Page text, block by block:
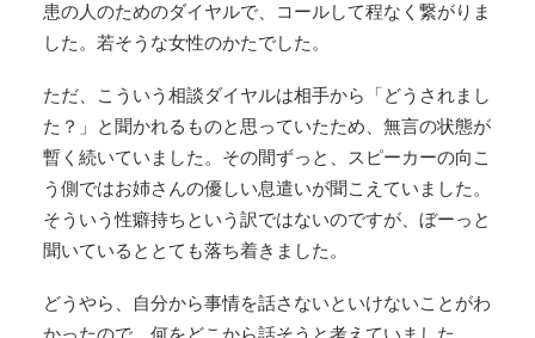
患の人のためのダイヤルで、コールして程なく繋がりま
した。若そうな女性のかたでした。
ただ、こういう相談ダイヤルは相手から「どうされまし
た？」と聞かれるものと思っていたため、無言の状態が
暫く続いていました。その間ずっと、スピーカーの向こ
う側ではお姉さんの優しい息遣いが聞こえていました。
そういう性癖持ちという訳ではないのですが、ぼーっと
聞いているととても落ち着きました。
どうやら、自分から事情を話さないといけないことがわ
かったので、何をどこから話そうと考えていました。